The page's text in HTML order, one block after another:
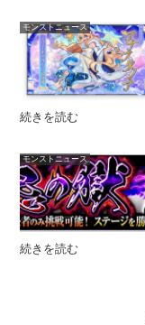
モンストニュース
続きを読む
モンストニュース
続きを読む